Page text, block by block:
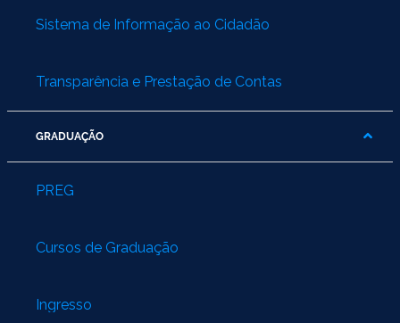
Ministério dos Direitos Humanos
Secretaria-Geral da Presidência da República
Advocacia-Geral da União
Sistema de Informação ao Cidadão
Transparência e Prestação de Contas
GRADUAÇÃO
PREG
Cursos de Graduação
Ingresso